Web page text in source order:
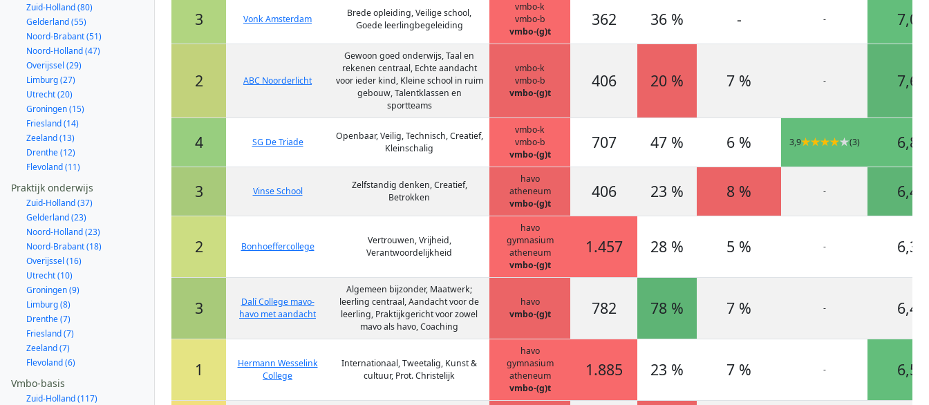
Zuid-Holland (80)
Gelderland (55)
Noord-Brabant (51)
Noord-Holland (47)
Overijssel (29)
Limburg (27)
Utrecht (20)
Groningen (15)
Friesland (14)
Zeeland (13)
Drenthe (12)
Flevoland (11)
Praktijk onderwijs
Zuid-Holland (37)
Gelderland (23)
Noord-Holland (23)
Noord-Brabant (18)
Overijssel (16)
Utrecht (10)
Groningen (9)
Limburg (8)
Drenthe (7)
Friesland (7)
Zeeland (7)
Flevoland (6)
Vmbo-basis
Zuid-Holland (117)
3 Vonk Amsterdam
Brede opleiding, Veilige school,
Goede leerlingbegeleiding
vmbo-k
vmbo-b
vmbo-(g)t
362 36 % - - 7,0
2 ABC Noorderlicht
Gewoon goed onderwijs, Taal en
rekenen centraal, Echte aandacht
voor ieder kind, Kleine school in ruim
gebouw, Talentklassen en
sportteams
vmbo-k
vmbo-b
vmbo-(g)t
406 20 % 7 % - 7,6
4 SG De Triade
Openbaar, Veilig, Technisch, Creatief,
Kleinschalig
vmbo-k
vmbo-b
vmbo-(g)t
707 47 % 6 % 3,9 (3) 6,8
3 Vinse School
Zelfstandig denken, Creatief,
Betrokken
havo
atheneum
vmbo-(g)t
406 23 % 8 % - 6,4
2 Bonhoeffercollege
Vertrouwen, Vrijheid,
Verantwoordelijkheid
havo
gymnasium
atheneum
vmbo-(g)t
1.457 28 % 5 % - 6,3
3
Dalí College mavo-
havo met aandacht
Algemeen bijzonder, Maatwerk;
leerling centraal, Aandacht voor de
leerling, Praktijkgericht voor zowel
mavo als havo, Coaching
havo
vmbo-(g)t
782 78 % 7 % - 6,4
1
Hermann Wesselink
College
Internationaal, Tweetalig, Kunst &
cultuur, Prot. Christelijk
havo
gymnasium
atheneum
vmbo-(g)t
1.885 23 % 7 % - 6,5